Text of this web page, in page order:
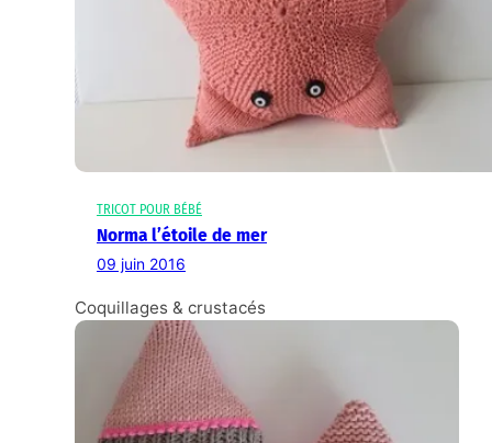
TRICOT POUR BÉBÉ
Norma l’étoile de mer
09 juin 2016
Coquillages & crustacés